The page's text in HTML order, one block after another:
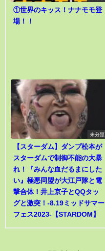
①世界のキッス！ナナモモ登
場！！
未分類
【スターダム】ダンプ松本が
スターダムで制御不能の大暴
れ！『みんな血だるまにした
い』極悪同盟が大江戸隊と電
撃合体！井上京子とQQタッ
グと激突！-8.19ミッドサマー
フェス2023-【STARDOM】